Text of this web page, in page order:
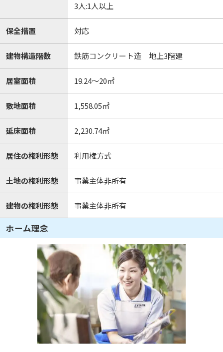
3人:1人以上
保全措置 対応
建物構造階数 鉄筋コンクリート造 地上3階建
居室面積 19.24～20㎡
敷地面積 1,558.05㎡
延床面積 2,230.74㎡
居住の権利形態 利用権方式
土地の権利形態 事業主体非所有
建物の権利形態 事業主体非所有
ホーム理念